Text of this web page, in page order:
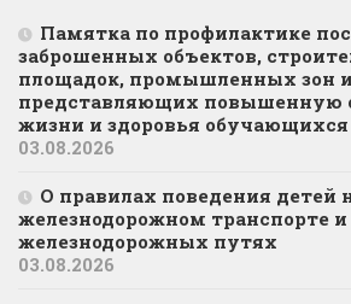
Памятка по профилактике
заброшенных объектов,
площадок, промышленных зон
представляющих повышенную
жизни и здоровья обучающихся
03.08.2026
О правилах поведения детей
железнодорожном транспорте и
железнодорожных путях
03.08.2026